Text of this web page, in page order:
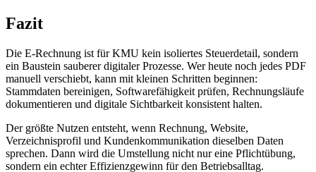
Fazit
Die E-Rechnung ist für KMU kein isoliertes Steuerdetail, sondern
ein Baustein sauberer digitaler Prozesse. Wer heute noch jedes PDF
manuell verschiebt, kann mit kleinen Schritten beginnen:
Stammdaten bereinigen, Softwarefähigkeit prüfen, Rechnungsläufe
dokumentieren und digitale Sichtbarkeit konsistent halten.
Der größte Nutzen entsteht, wenn Rechnung, Website,
Verzeichnisprofil und Kundenkommunikation dieselben Daten
sprechen. Dann wird die Umstellung nicht nur eine Pflichtübung,
sondern ein echter Effizienzgewinn für den Betriebsalltag.